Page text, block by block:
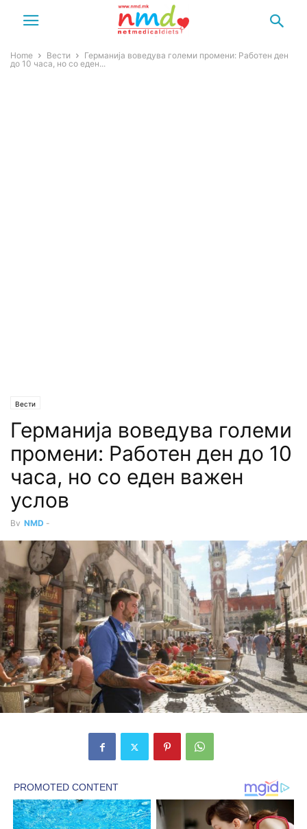
Home Вести
Германија воведува големи промени: Работен ден
до 10 часа, но со еден...
Вести
Германија воведува големи
промени: Работен ден до 10
часа, но со еден важен
услов
By NMD -